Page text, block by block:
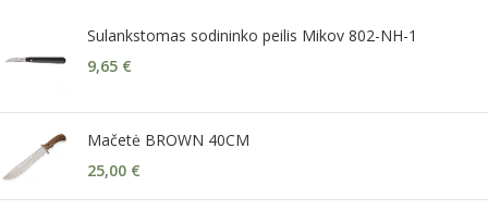
Sulankstomas sodininko peilis Mikov 802-NH-1
9,65 €
Mačetė BROWN 40CM
25,00 €